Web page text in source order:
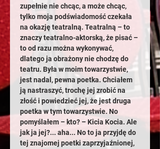
zupełnie nie chcąc, a może chcąc,
tylko moja podświadomość czekała
na okazję teatralną. Teatralną – to
znaczy teatralno-aktorską, że pisać –
to od razu można wykonywać,
dlatego ja obrażony nie chodzę do
teatru. Była w moim towarzystwie,
jest nadal, pewna poetka. Chciałem
ją nastraszyć, trochę jej zrobić na
złość i powiedzieć jej, że jest druga
poetka w tym towarzystwie. No
pomyślałem – kto? – Kicia Kocia. Ale
jak ja jej?... aha... No to ja przyjdę do
tej znajomej poetki zaprzyjaźnionej,